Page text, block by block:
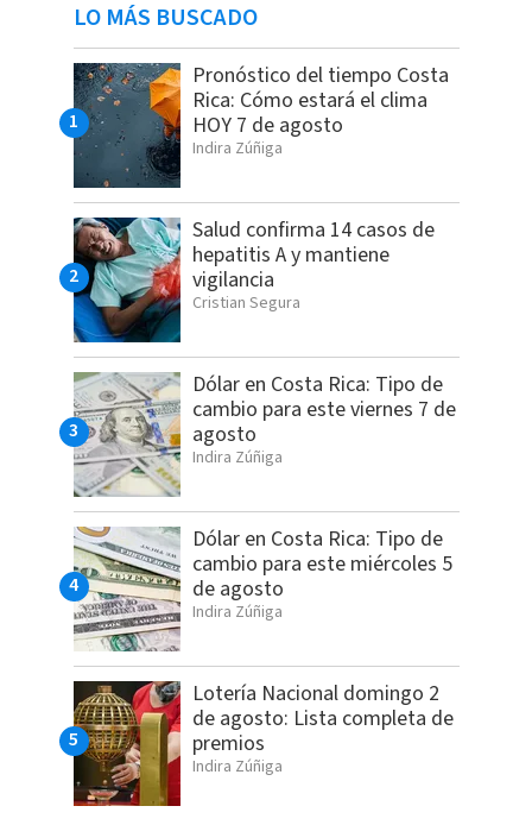
LO MÁS BUSCADO
Pronóstico del tiempo Costa
Rica: Cómo estará el clima
HOY 7 de agosto
Indira Zúñiga
Salud confirma 14 casos de
hepatitis A y mantiene
vigilancia
Cristian Segura
Dólar en Costa Rica: Tipo de
cambio para este viernes 7 de
agosto
Indira Zúñiga
Dólar en Costa Rica: Tipo de
cambio para este miércoles 5
de agosto
Indira Zúñiga
Lotería Nacional domingo 2
de agosto: Lista completa de
premios
Indira Zúñiga